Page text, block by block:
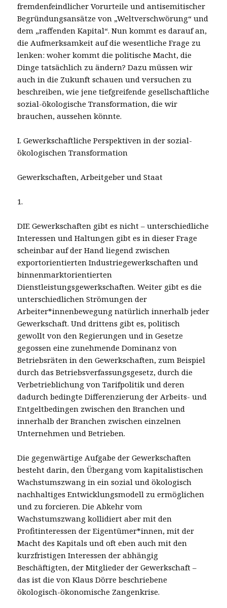
fremdenfeindlicher Vorurteile und antisemitischer
Begründungsansätze von „Weltverschwörung“ und
dem „raffenden Kapital“. Nun kommt es darauf an,
die Aufmerksamkeit auf die wesentliche Frage zu
lenken: woher kommt die politische Macht, die
Dinge tatsächlich zu ändern? Dazu müssen wir
auch in die Zukunft schauen und versuchen zu
beschreiben, wie jene tiefgreifende gesellschaftliche
sozial-ökologische Transformation, die wir
brauchen, aussehen könnte.
I. Gewerkschaftliche Perspektiven in der sozial-
ökologischen Transformation
Gewerkschaften, Arbeitgeber und Staat
1.
DIE Gewerkschaften gibt es nicht – unterschiedliche
Interessen und Haltungen gibt es in dieser Frage
scheinbar auf der Hand liegend zwischen
exportorientierten Industriegewerkschaften und
binnenmarktorientierten
Dienstleistungsgewerkschaften. Weiter gibt es die
unterschiedlichen Strömungen der
Arbeiter*innenbewegung natürlich innerhalb jeder
Gewerkschaft. Und drittens gibt es, politisch
gewollt von den Regierungen und in Gesetze
gegossen eine zunehmende Dominanz von
Betriebsräten in den Gewerkschaften, zum Beispiel
durch das Betriebsverfassungsgesetz, durch die
Verbetrieblichung von Tarifpolitik und deren
dadurch bedingte Differenzierung der Arbeits- und
Entgeltbedingen zwischen den Branchen und
innerhalb der Branchen zwischen einzelnen
Unternehmen und Betrieben.
Die gegenwärtige Aufgabe der Gewerkschaften
besteht darin, den Übergang vom kapitalistischen
Wachstumszwang in ein sozial und ökologisch
nachhaltiges Entwicklungsmodell zu ermöglichen
und zu forcieren. Die Abkehr vom
Wachstumszwang kollidiert aber mit den
Profitinteressen der Eigentümer*innen, mit der
Macht des Kapitals und oft eben auch mit den
kurzfristigen Interessen der abhängig
Beschäftigten, der Mitglieder der Gewerkschaft –
das ist die von Klaus Dörre beschriebene
ökologisch-ökonomische Zangenkrise.